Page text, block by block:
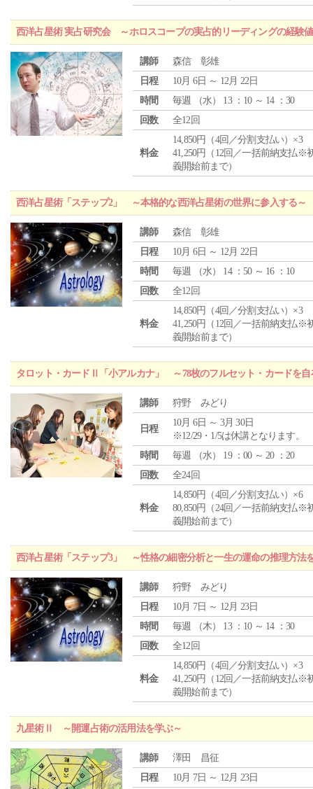
西洋占星術 実占研究会 ～ホロスコープの実占的リーディングの経験
講師
森信 彰雄
日程
10月 6日 ～ 12月 22日
時間
毎週 （水） 13 ：10 ～ 14 ：30
回数
全12回
料金
14,850円（4回／分割支払い）×3
41,250円（12回／一括前納支払※
義開始前まで）
西洋占星術「ステップ2」 ～本格的な西洋占星術の世界に参入する～
講師
森信 彰雄
日程
10月 6日 ～ 12月 22日
時間
毎週 （水） 14 ：50 ～ 16 ：10
回数
全12回
料金
14,850円（4回／分割支払い）×3
41,250円（12回／一括前納支払※
義開始前まで）
タロット・カードⅡ「小アルカナ」 ～78枚のフルセット・カードを自
講師 狩野 みどり
日程
10月 6日 ～ 3月 30日
※12/29・1/5は休講となります。
時間
毎週 （水） 19 ：00 ～ 20 ：20
回数
全24回
料金
14,850円（4回／分割支払い）×6
80,850円（24回／一括前納支払※
義開始前まで）
西洋占星術「ステップ3」 ～性格の細密分析と一生の運命の推理方法
講師
狩野 みどり
日程
10月 7日 ～ 12月 23日
時間
毎週 （木） 13 ：10 ～ 14 ：30
回数
全12回
料金
14,850円（4回／分割支払い）×3
41,250円（12回／一括前納支払※
義開始前まで）
九星術Ⅱ ～開運占術の活用法を学ぶ～
講師
澤田 昌征
日程
10月 7日 ～ 12月 23日